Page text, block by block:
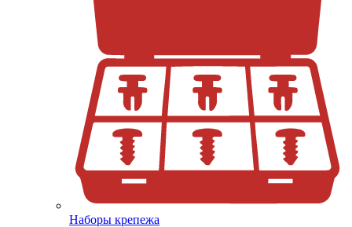
Наборы крепежа